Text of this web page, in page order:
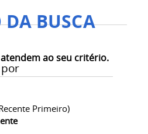
DA BUSCA
ao seu critério.
Primeiro)
prestação
modificação